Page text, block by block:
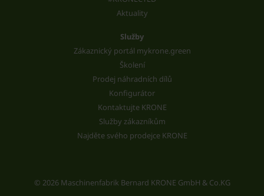
Aktuality
Služby
Zákaznický portál mykrone.green
Školení
Prodej náhradních dílů
Konfigurátor
Kontaktujte KRONE
Služby zákazníkům
Najděte svého prodejce KRONE
© 2026 Maschinenfabrik Bernard KRONE GmbH & Co.KG